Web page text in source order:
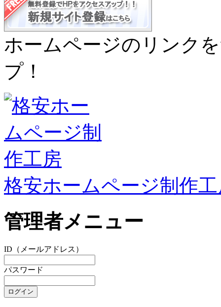
ホームページのリンク
プ！
格安ホームページ制作
管理者メニュー
ID（メールアドレス）
パスワード